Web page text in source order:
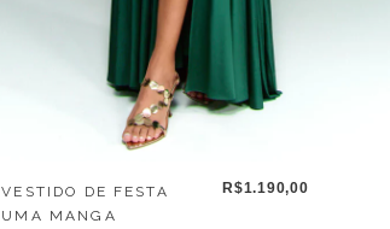
VESTIDO DE FESTA
UMA MANGA
R$1.190,00